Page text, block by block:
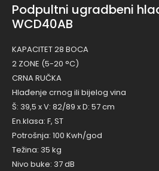
Podpultni ugradbeni
WCD40AB
KAPACITET 28 BOCA
2 ZONE (5-20 °C)
CRNA RUČKA
Hlađenje crnog ili bijelog vina
Š: 39,5 x V: 82/89 x D: 57 cm
En.klasa: F, ST
Potrošnja: 100 Kwh/god
Težina: 35 kg
Nivo buke: 37 dB